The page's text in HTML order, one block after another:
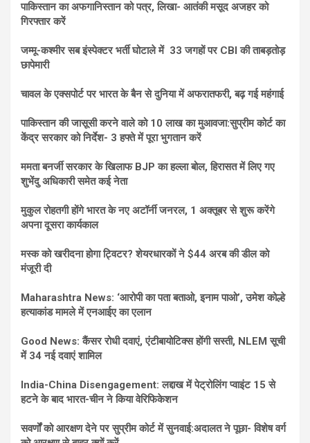
पाकिस्तान का अफगानिस्तान को पत्र, लिखा- आतंकी मसूद अजहर को
गिरफ्तार करें
जम्मू-कश्मीर सब इंस्पेक्टर भर्ती घोटाले में 33 जगहों पर CBI की ताबड़तोड़
छापेमारी
चावल के एक्सपोर्ट पर भारत के बैन से दुनिया में अफरातफरी, बढ़ गई महंगाई
पाकिस्तान की जासूसी करने वाले को 10 लाख का मुआवजा:सुप्रीम कोर्ट का
केंद्र सरकार को निर्देश- 3 हफ्ते में पूरा भुगतान करें
ममता बनर्जी सरकार के खिलाफ BJP का हल्ला बोल, हिरासत में लिए गए
शुभेंदु अधिकारी समेत कई नेता
मुकुल रोहतगी होंगे भारत के नए अटॉर्नी जनरल, 1 अक्तूबर से शुरू करेंगे
अपना दूसरा कार्यकाल
मस्क को खरीदना होगा ट्विटर? शेयरधारकों ने $44 अरब की डील को
मंजूरी दी
Maharashtra News: ‘आरोपी का पता बताओ, इनाम पाओ’, उमेश कोल्हे
हत्याकांड मामले में एनआईए का एलान
Good News: कैंसर रोधी दवाएं, एंटीबायोटिक्स होंगी सस्ती, NLEM सूची
में 34 नई दवाएं शामिल
India-China Disengagement: लद्दाख में पेट्रोलिंग प्वाइंट 15 से
हटने के बाद भारत-चीन ने किया वेरिफिकेशन
सवर्णों को आरक्षण देने पर सुप्रीम कोर्ट में सुनवाई:अदालत ने पूछा- विशेष वर्ग